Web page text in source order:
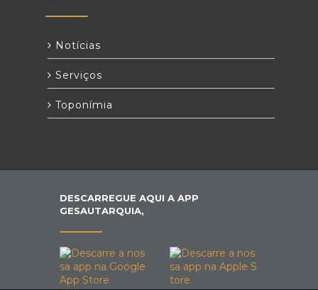
Notícias
Serviços
Toponímia
DESCARREGUE AQUI A APP
GESAUTARQUIA,